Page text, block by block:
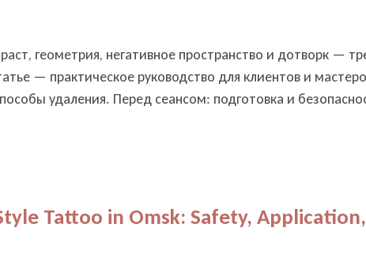
геометрия, негативное пространство и дотворк —
— практическое руководство для клиентов и
удаления. Перед сеансом: подготовка и
Tattoo in Omsk: Safety,